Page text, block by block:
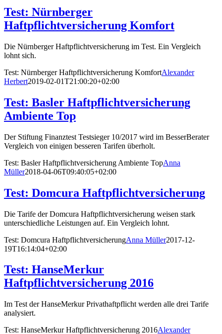
Test: Nürnberger
Haftpflichtversicherung Komfort
Die Nürnberger Haftpflichtversicherung im Test. Ein Vergleich
lohnt sich.
Test: Nürnberger Haftpflichtversicherung KomfortAlexander
Herbert2019-02-01T21:00:20+02:00
Test: Basler Haftpflichtversicherung
Ambiente Top
Der Stiftung Finanztest Testsieger 10/2017 wird im BesserBerater
Vergleich von einigen besseren Tarifen überholt.
Test: Basler Haftpflichtversicherung Ambiente TopAnna
Müller2018-04-06T09:40:05+02:00
Test: Domcura Haftpflichtversicherung
Die Tarife der Domcura Haftpflichtversicherung weisen stark
unterschiedliche Leistungen auf. Ein Vergleich lohnt.
Test: Domcura HaftpflichtversicherungAnna Müller2017-12-
19T16:14:04+02:00
Test: HanseMerkur
Haftpflichtversicherung 2016
Im Test der HanseMerkur Privathaftpflicht werden alle drei Tarife
analysiert.
Test: HanseMerkur Haftpflichtversicherung 2016Alexander